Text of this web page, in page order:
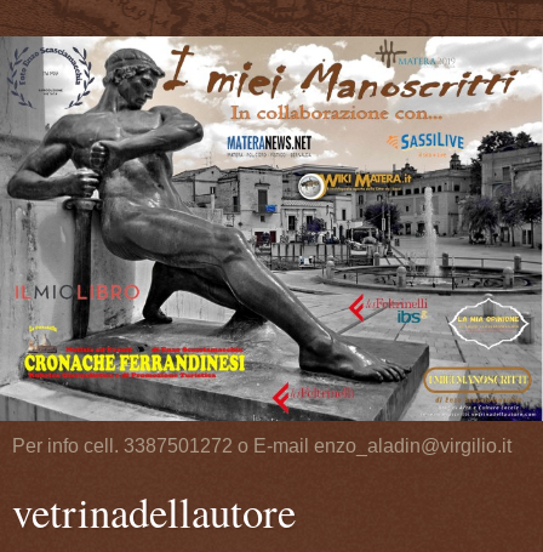
Per info cell. 3387501272 o E-mail enzo_aladin@virgilio.it
vetrinadellautore